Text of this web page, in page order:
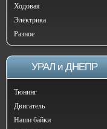
Ходовая
Электрика
Разное
УРАЛ и ДНЕПР
Тюнинг
Двигатель
Наши байки